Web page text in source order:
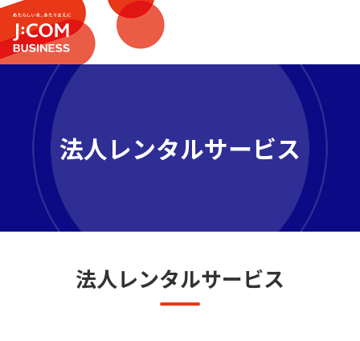
法人レンタルサービス
法人レンタルサービス